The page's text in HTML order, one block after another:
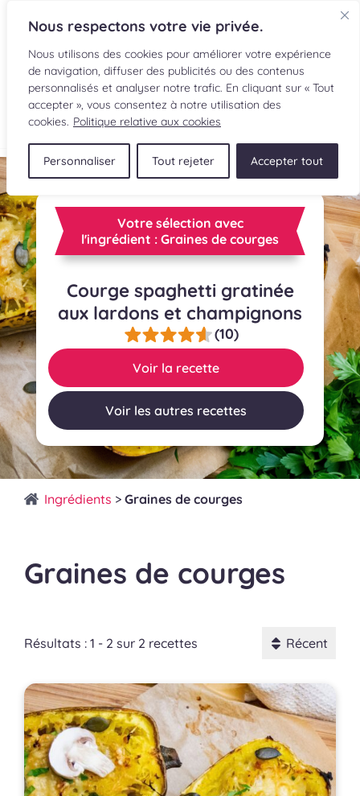
Nous respectons votre vie privée.
Nous utilisons des cookies pour améliorer votre expérience
de navigation, diffuser des publicités ou des contenus
personnalisés et analyser notre trafic. En cliquant sur « Tout
accepter », vous consentez à notre utilisation des
cookies. Politique relative aux cookies
Personnaliser Tout rejeter Accepter tout
EN
RECETTES
INGRÉDIENTS
LECTURES CULINAIRES
SOUMETTRE UNE RECETTE
BOUTIQUE
Votre sélection avec
l'ingrédient : Graines de courges
Courge spaghetti gratinée
aux lardons et champignons
(10)
Voir la recette
Voir les autres recettes
Ingrédients > Graines de courges
Graines de courges
Résultats : 1 - 2 sur 2 recettes Récent